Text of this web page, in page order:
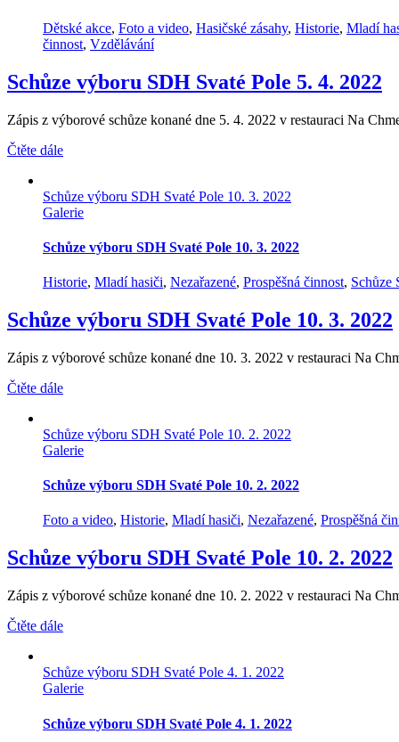
Dětské akce, Foto a video, Hasičské zásahy, Historie, Mladí
činnost, Vzdělávání
Schůze výboru SDH Svaté Pole 5. 4. 2022
Zápis z výborové schůze konané dne 5. 4. 2022 v restauraci Na
Čtěte dále
Schůze výboru SDH Svaté Pole 10. 3. 2022
Galerie
Schůze výboru SDH Svaté Pole 10. 3. 2022
Historie, Mladí hasiči, Nezařazené, Prospěšná činnost, Schůze
Schůze výboru SDH Svaté Pole 10. 3. 2022
Zápis z výborové schůze konané dne 10. 3. 2022 v restauraci Na
Čtěte dále
Schůze výboru SDH Svaté Pole 10. 2. 2022
Galerie
Schůze výboru SDH Svaté Pole 10. 2. 2022
Foto a video, Historie, Mladí hasiči, Nezařazené, Prospěšná
Schůze výboru SDH Svaté Pole 10. 2. 2022
Zápis z výborové schůze konané dne 10. 2. 2022 v restauraci Na
Čtěte dále
Schůze výboru SDH Svaté Pole 4. 1. 2022
Galerie
Schůze výboru SDH Svaté Pole 4. 1. 2022